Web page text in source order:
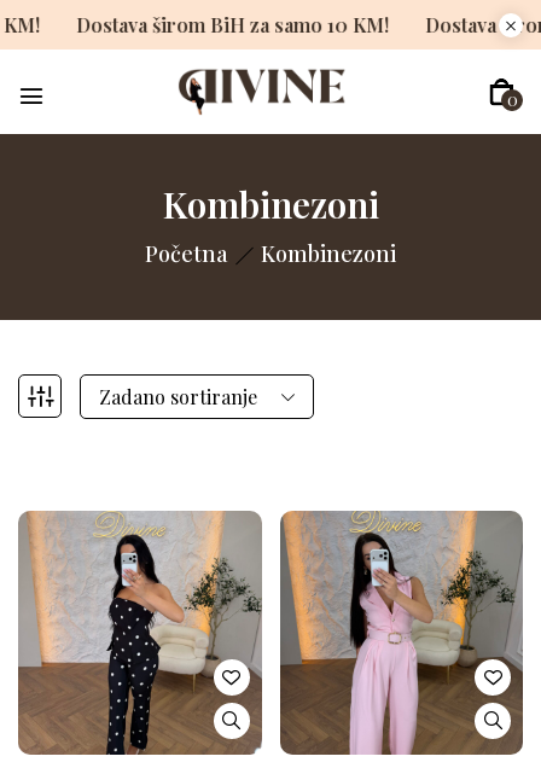
10 KM! Dostava širom BiH za samo 10 KM!
0
Kombinezoni
Početna Kombinezoni
Zadano sortiranje